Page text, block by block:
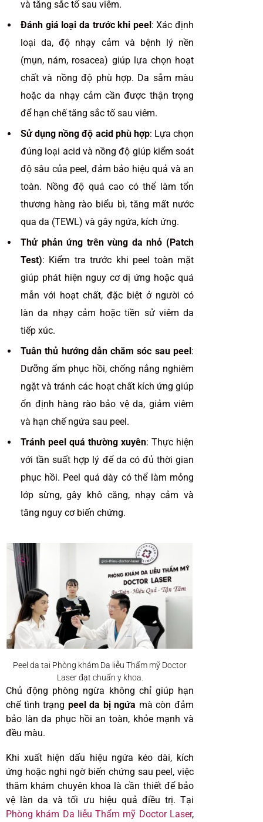
và tăng sắc tố sau viêm.
Đánh giá loại da trước khi peel : Xác định
loại da, độ nhạy cảm và bệnh lý nền
(mụn, nám, rosacea) giúp lựa chọn hoạt
chất và nồng độ phù hợp. Da sẫm màu
hoặc da nhạy cảm cần được thận trọng
để hạn chế tăng sắc tố sau viêm.
Sử dụng nồng độ acid phù hợp: Lựa chọn
đúng loại acid và nồng độ giúp kiểm soát
độ sâu của peel, đảm bảo hiệu quả và an
toàn. Nồng độ quá cao có thể làm tổn
thương hàng rào biểu bì, tăng mất nước
qua da (TEWL) và gây ngứa, kích ứng.
Thử phản ứng trên vùng da nhỏ (Patch
Test): Kiểm tra trước khi peel toàn mặt
giúp phát hiện nguy cơ dị ứng hoặc quá
mẫn với hoạt chất, đặc biệt ở người có
làn da nhạy cảm hoặc tiền sử viêm da
tiếp xúc.
Tuân thủ hướng dẫn chăm sóc sau peel :
Dưỡng ẩm phục hồi, chống nắng nghiêm
ngặt và tránh các hoạt chất kích ứng giúp
ổn định hàng rào bảo vệ da, giảm viêm
và hạn chế ngứa sau peel.
Tránh peel quá thường xuyên: Thực hiện
với tần suất hợp lý để da có đủ thời gian
phục hồi. Peel quá dày có thể làm mỏng
lớp sừng, gây khô căng, nhạy cảm và
tăng nguy cơ biến chứng.
Peel da tại Phòng khám Da liễu Thẩm mỹ Doctor
Laser đạt chuẩn y khoa.
Chủ động phòng ngừa không chỉ giúp hạn
chế tình trạng peel da bị ngứa mà còn đảm
bảo làn da phục hồi an toàn, khỏe mạnh và
đều màu.
Khi xuất hiện dấu hiệu ngứa kéo dài, kích
ứng hoặc nghi ngờ biến chứng sau peel, việc
thăm khám chuyên khoa là cần thiết để bảo
vệ làn da và tối ưu hiệu quả điều trị. Tại
Phòng khám Da liễu Thẩm mỹ Doctor Laser,